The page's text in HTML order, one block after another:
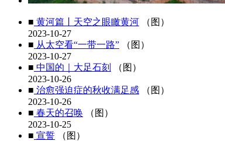
■ 黄河篇丨天空之眼瞰黄河
（图）
2023-10-27
■ 从太空看“一带一路”
（图）
2023-10-27
■ 中国的｜大足石刻
（图）
2023-10-26
■ 治愈强迫症的秋收满足感
（图）
2023-10-26
■ 春天的召唤
（图）
2023-10-25
■ 宣誓 （图）